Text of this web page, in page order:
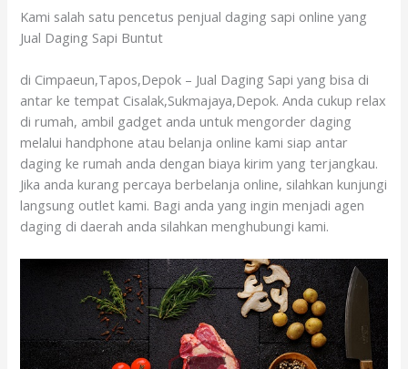
Kami salah satu pencetus penjual daging sapi online yang
Jual Daging Sapi Buntut
di Cimpaeun,Tapos,Depok – Jual Daging Sapi yang bisa di
antar ke tempat Cisalak,Sukmajaya,Depok. Anda cukup relax
di rumah, ambil gadget anda untuk mengorder daging
melalui handphone atau belanja online kami siap antar
daging ke rumah anda dengan biaya kirim yang terjangkau.
Jika anda kurang percaya berbelanja online, silahkan kunjungi
langsung outlet kami. Bagi anda yang ingin menjadi agen
daging di daerah anda silahkan menghubungi kami.